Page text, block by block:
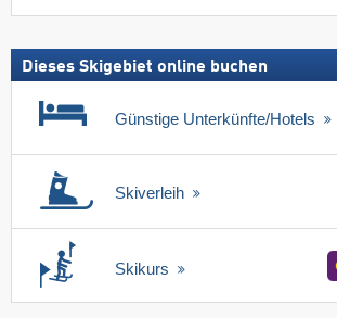
Dieses Skigebiet online buchen
Günstige Unterkünfte/Hotels
Skiverleih
Skikurs